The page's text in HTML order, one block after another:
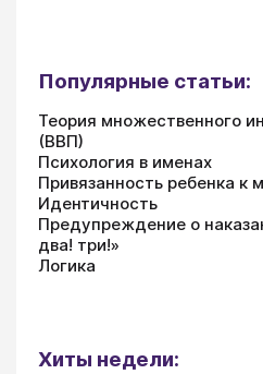
Популярные статьи:
Теория множественного
(ВВП)
Психология в именах
Привязанность ребенка к
Идентичность
Предупреждение о
два! три!»
Логика
Хиты недели: